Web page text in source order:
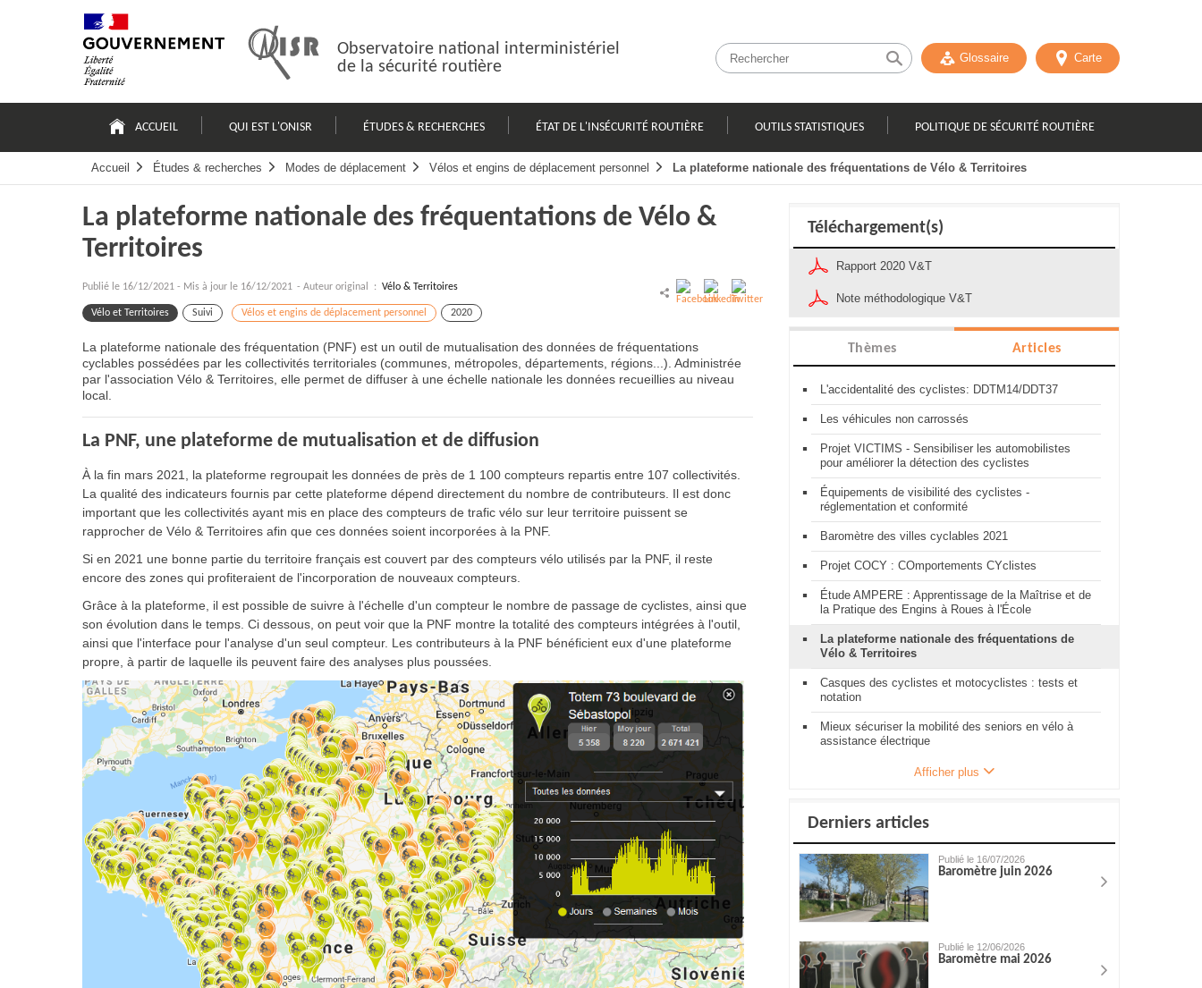
Observatoire national interministériel
de la sécurité routière
Glossaire Carte
principale
ACCUEIL QUI EST L'ONISR ÉTUDES & RECHERCHES ÉTAT DE L'INSÉCURITÉ ROUTIÈRE OUTILS STATISTIQUES POLITIQUE DE SÉCURITÉ ROUTIÈRE
Accueil Études & recherches Modes de déplacement Vélos et engins de déplacement personnel La plateforme nationale des fréquentations de Vélo & Territoires
La plateforme nationale des fréquentations de Vélo &
Territoires
Publié le 16/12/2021 - Mis à jour le 16/12/2021 - Auteur original : Vélo & Territoires
Vélo et Territoires Suivi Vélos et engins de déplacement personnel 2020
La plateforme nationale des fréquentation (PNF) est un outil de mutualisation des données de fréquentations
cyclables possédées par les collectivités territoriales (communes, métropoles, départements, régions...). Administrée
par l'association Vélo & Territoires, elle permet de diffuser à une échelle nationale les données recueillies au niveau
local.
La PNF, une plateforme de mutualisation et de diffusion
À la fin mars 2021, la plateforme regroupait les données de près de 1 100 compteurs repartis entre 107 collectivités.
La qualité des indicateurs fournis par cette plateforme dépend directement du nombre de contributeurs. Il est donc
important que les collectivités ayant mis en place des compteurs de trafic vélo sur leur territoire puissent se
rapprocher de Vélo & Territoires afin que ces données soient incorporées à la PNF.
Si en 2021 une bonne partie du territoire français est couvert par des compteurs vélo utilisés par la PNF, il reste
encore des zones qui profiteraient de l'incorporation de nouveaux compteurs.
Grâce à la plateforme, il est possible de suivre à l'échelle d'un compteur le nombre de passage de cyclistes, ainsi que
son évolution dans le temps. Ci dessous, on peut voir que la PNF montre la totalité des compteurs intégrées à l'outil,
ainsi que l'interface pour l'analyse d'un seul compteur. Les contributeurs à la PNF bénéficient eux d'une plateforme
propre, à partir de laquelle ils peuvent faire des analyses plus poussées.
Téléchargement(s)
Rapport 2020 V&T
Note méthodologique V&T
Thèmes Articles
L'accidentalité des cyclistes: DDTM14/DDT37
Les véhicules non carrossés
Projet VICTIMS - Sensibiliser les automobilistes
pour améliorer la détection des cyclistes
Équipements de visibilité des cyclistes -
réglementation et conformité
Baromètre des villes cyclables 2021
Projet COCY : COmportements CYclistes
Étude AMPERE : Apprentissage de la Maîtrise et de
la Pratique des Engins à Roues à l'École
La plateforme nationale des fréquentations de
Vélo & Territoires
Casques des cyclistes et motocyclistes : tests et
notation
Mieux sécuriser la mobilité des seniors en vélo à
assistance électrique
Afficher plus
Derniers articles
Publié le 16/07/2026
Baromètre juin 2026
Publié le 12/06/2026
Baromètre mai 2026